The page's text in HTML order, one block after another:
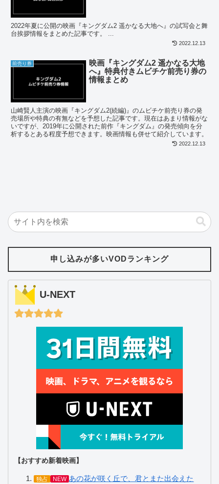
2022年夏に公開の映画『キングダム2 遥かなる大地へ』の試写会と舞
台挨拶情報をまとめた記事です。 ...
2022.12.13
前売り券
映画『キングダム2 遥かなる大地
へ』特典付きムビチケ前売り券の
情報まとめ
山崎賢人主演の映画『キングダム2(続編)』のムビチケ前売り券の発
売場所や特典の有無などを予想した記事です。現在はあまり情報がな
いですが、2019年に公開された前作『キングダム』の発売傾向を分
析するとある程度予想できます。映画情報も併せて紹介しています。
2022.12.13
申し込みが多いVODランキング
U-NEXT
【おすすめ新着映画】
独占 NEW あの花が咲く丘で、君とまた出会えた